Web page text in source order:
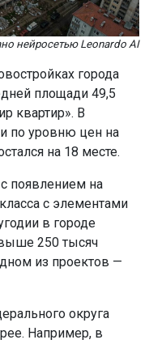
нейросетью Leonardo AI
города
площади 49,5
квартир». В
по уровню цен на
на 18 месте.
появлением на
с элементами
в городе
250 тысяч
из проектов —
округа
Например, в